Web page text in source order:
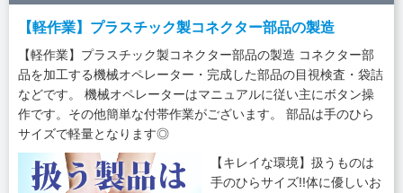
【軽作業】プラスチック製コネクター部品の製造
【軽作業】プラスチック製コネクター部品の製造 コネクター部
品を加工する機械オペレーター・完成した部品の目視検査・袋詰
などです。 機械オペレーターはマニュアルに従い主にボタン操
作です。その他簡単な付帯作業がございます。 部品は手のひら
サイズで軽量となります◎
【キレイな環境】扱うものは
手のひらサイズ!!体に優しいお